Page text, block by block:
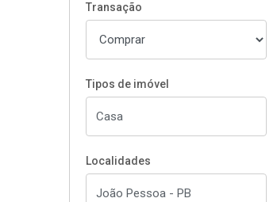
Transação
Tipos de imóvel
Localidades